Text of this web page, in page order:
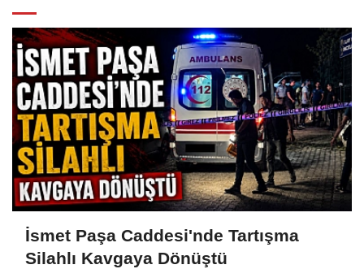
İsmet Paşa Caddesi'nde Tartışma
Silahlı Kavgaya Dönüştü